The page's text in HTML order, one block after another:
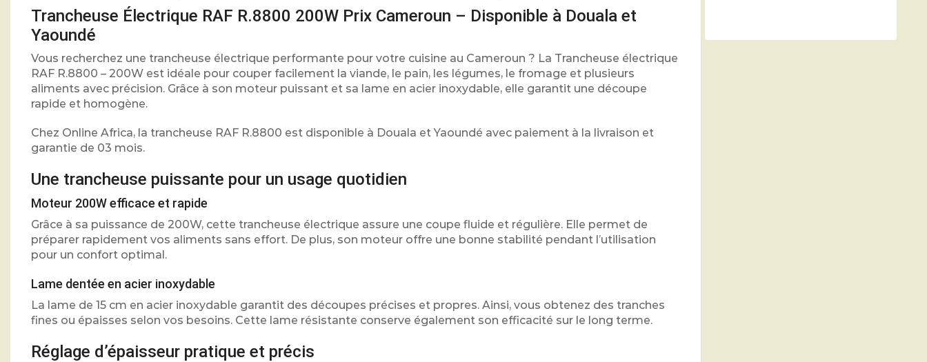
Trancheuse Électrique RAF R.8800 200W Prix Cameroun – Disponible à Douala et
Yaoundé
Vous recherchez une trancheuse électrique performante pour votre cuisine au Cameroun ? La Trancheuse électrique
RAF R.8800 – 200W est idéale pour couper facilement la viande, le pain, les légumes, le fromage et plusieurs
aliments avec précision. Grâce à son moteur puissant et sa lame en acier inoxydable, elle garantit une découpe
rapide et homogène.
Chez Online Africa, la trancheuse RAF R.8800 est disponible à Douala et Yaoundé avec paiement à la livraison et
garantie de 03 mois.
Une trancheuse puissante pour un usage quotidien
Moteur 200W efficace et rapide
Grâce à sa puissance de 200W, cette trancheuse électrique assure une coupe fluide et régulière. Elle permet de
préparer rapidement vos aliments sans effort. De plus, son moteur offre une bonne stabilité pendant l’utilisation
pour un confort optimal.
Lame dentée en acier inoxydable
La lame de 15 cm en acier inoxydable garantit des découpes précises et propres. Ainsi, vous obtenez des tranches
fines ou épaisses selon vos besoins. Cette lame résistante conserve également son efficacité sur le long terme.
Réglage d’épaisseur pratique et précis